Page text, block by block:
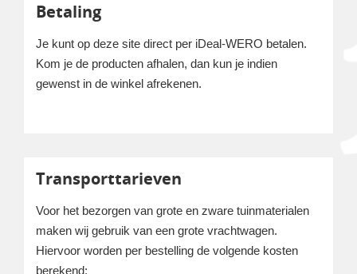
Betaling
Je kunt op deze site direct per iDeal-WERO betalen.
Kom je de producten afhalen, dan kun je indien
gewenst in de winkel afrekenen.
Transporttarieven
Voor het bezorgen van grote en zware tuinmaterialen
maken wij gebruik van een grote vrachtwagen.
Hiervoor worden per bestelling de volgende kosten
berekend: